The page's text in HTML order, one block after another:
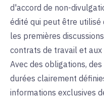
d'accord de non-
édité qui peut être utilisé
les premières
contrats de travail et
Avec des obligations,
durées clairement
informations exclusives